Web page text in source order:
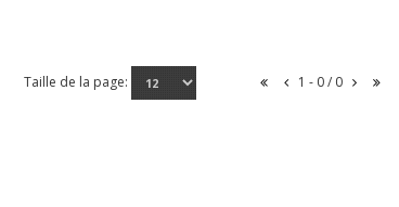
Taille de la page: 1 - 0 / 0